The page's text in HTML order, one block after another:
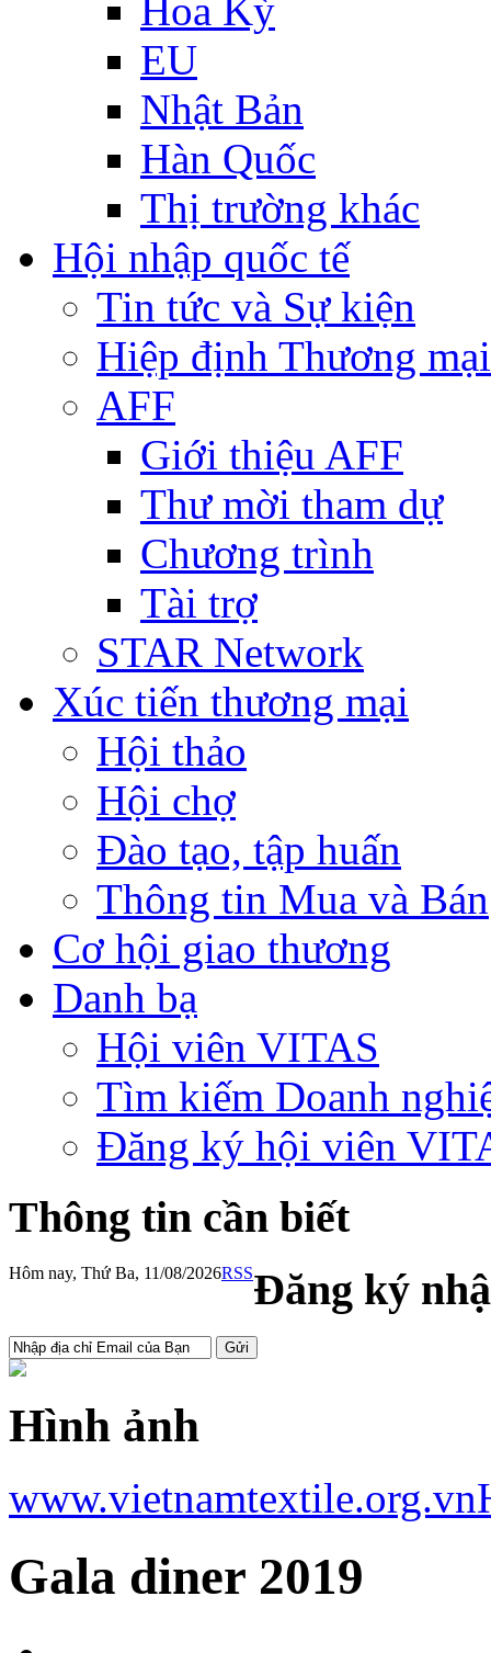
Hoa Kỳ
EU
Nhật Bản
Hàn Quốc
Thị trường khác
Hội nhập quốc tế
Tin tức và Sự kiện
Hiệp định Thương
AFF
Giới thiệu AFF
Thư mời tham dự
Chương trình
Tài trợ
STAR Network
Xúc tiến thương mại
Hội thảo
Hội chợ
Đào tạo, tập huấn
Thông tin Mua và Bán
Cơ hội giao thương
Danh bạ
Hội viên VITAS
Tìm kiếm Doanh
Đăng ký hội viên
Thông tin cần biết
Hôm nay, Thứ Ba, 11/08/2026RSSĐăng ký
Hình ảnh
www.vietnamtextile.org.vn
Gala diner 2019